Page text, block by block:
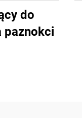
do
paznokci